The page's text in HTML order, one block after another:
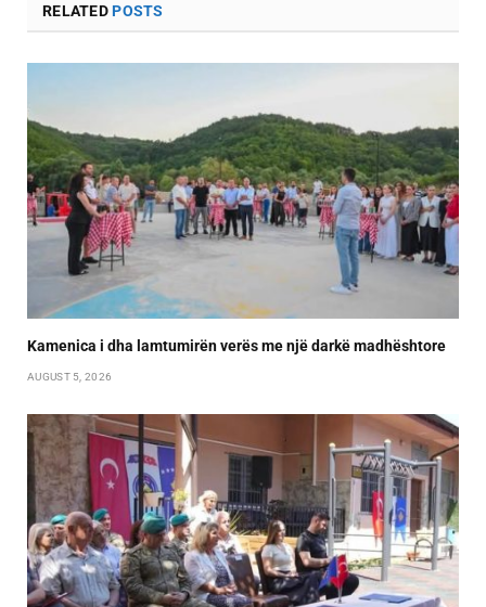
RELATEDPOSTS
Kamenica i dha lamtumirën verës me një darkë madhështore
AUGUST 5, 2026